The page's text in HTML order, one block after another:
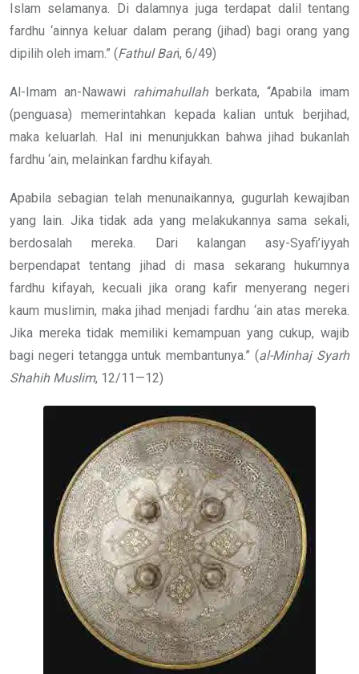
Islam selamanya. Di dalamnya juga terdapat dalil tentang
fardhu ‘ainnya keluar dalam perang (jihad) bagi orang yang
dipilih oleh imam.” (Fathul Bari, 6/49)
Al-Imam an-Nawawi rahimahullahberkata, “Apabila imam
(penguasa) memerintahkan kepada kalian untuk berjihad,
maka keluarlah. Hal ini menunjukkan bahwa jihad bukanlah
fardhu ‘ain, melainkan fardhu kifayah.
Apabila sebagian telah menunaikannya, gugurlah kewajiban
yang lain. Jika tidak ada yang melakukannya sama sekali,
berdosalah mereka. Dari kalangan asy-Syafi’iyyah
berpendapat tentang jihad di masa sekarang hukumnya
fardhu kifayah, kecuali jika orang kafir menyerang negeri
kaum muslimin, maka jihad menjadi fardhu ‘ain atas mereka.
Jika mereka tidak memiliki kemampuan yang cukup, wajib
bagi negeri tetangga untuk membantunya.” (al-Minhaj Syarh
Shahih Muslim, 12/11—12)